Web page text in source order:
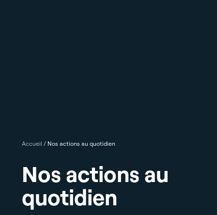
Accueil / Nos actions au quotidien
Nos actions au
quotidien